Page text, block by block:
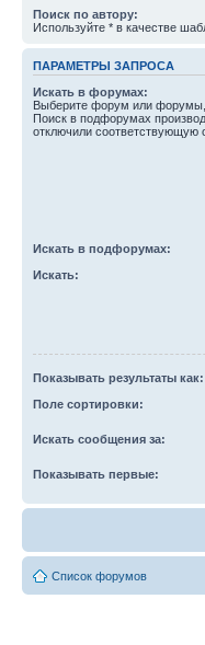
Поиск по автору:
Используйте * в качестве
ПАРАМЕТРЫ ЗАПРОСА
Искать в форумах:
Выберите форум или форумы,
Поиск в подфорумах
отключили соответствующую
Искать в подфорумах:
Искать:
Показывать результаты как:
Поле сортировки:
Искать сообщения за:
Показывать первые:
Список форумов